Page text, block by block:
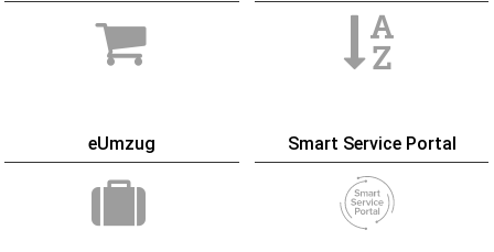
eUmzug Smart Service Portal